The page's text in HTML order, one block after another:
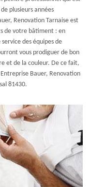
plusieurs années
Renovation Tarnaise est
de votre bâtiment : en
des équipes de
vous prodiguer de bon
et de la couleur. De ce fait,
Bauer, Renovation
81430.